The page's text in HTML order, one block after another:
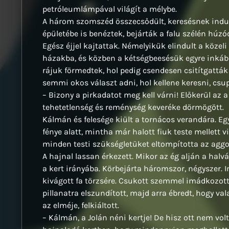
petróleumlámpával világít a mélybe.
A három szomszéd összecsődült, keresésnek
épületébe is benéztek, bejárták a falu szélén
Egész éjjel kajtattak. Némelyikük elindult a
házakba, és közben a kétségbeesésük egyre
rájuk förmedtek, hol pedig csendesen
semmi okos választ adni, hol kellene keresni,
– Bizony a pirkadatot meg kell várni! Előkerül az
tehetetlenség és reménység keveréke dörmögött.
Kálmán és felesége kiült a tornácos verandára.
fénye alatt, mintha már halott fiuk teste mellett
minden testi szükségletüket eltompította az
A hajnal lassan érkezett. Mikor az ég alján a
a kert irányába. Körbejárta háromszor,
kivágott fa törzsére. Csukott szemmel
pillanatra elszundított, majd arra ébredt, hogy
az elméje, felkiáltott.
– Kálmán, a Jolán néni kertje! De hisz ott nem